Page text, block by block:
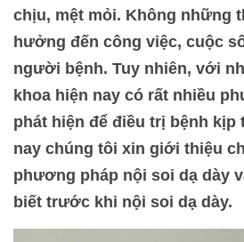
chịu, mệt mỏi. Không những
hưởng đến công việc, cuộc
người bệnh. Tuy nhiên, với
khoa hiện nay có rất nhiều
phát hiện để điều trị bệnh kịp
nay chúng tôi xin giới thiệu
phương pháp nội soi dạ dày
biết trước khi nội soi dạ dày.